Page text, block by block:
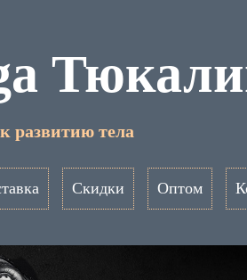
развитию тела
Скидки Оптом